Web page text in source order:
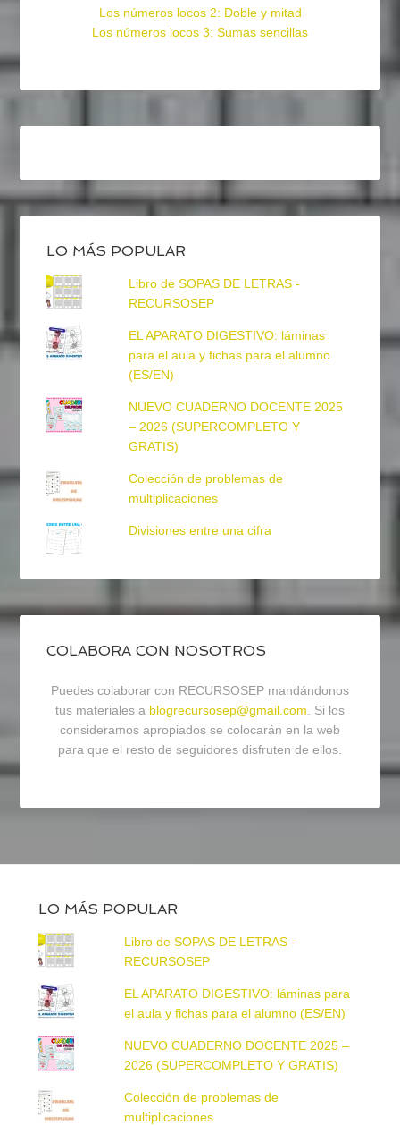
Los números locos 2: Doble y mitad
Los números locos 3: Sumas sencillas
LO MÁS POPULAR
Libro de SOPAS DE LETRAS -
RECURSOSEP
EL APARATO DIGESTIVO: láminas
para el aula y fichas para el alumno
(ES/EN)
NUEVO CUADERNO DOCENTE 2025
– 2026 (SUPERCOMPLETO Y
GRATIS)
Colección de problemas de
multiplicaciones
Divisiones entre una cifra
COLABORA CON NOSOTROS
Puedes colaborar con RECURSOSEP mandándonos
tus materiales a blogrecursosep@gmail.com. Si los
consideramos apropiados se colocarán en la web
para que el resto de seguidores disfruten de ellos.
LO MÁS POPULAR
Libro de SOPAS DE LETRAS -
RECURSOSEP
EL APARATO DIGESTIVO: láminas para
el aula y fichas para el alumno (ES/EN)
NUEVO CUADERNO DOCENTE 2025 –
2026 (SUPERCOMPLETO Y GRATIS)
Colección de problemas de
multiplicaciones